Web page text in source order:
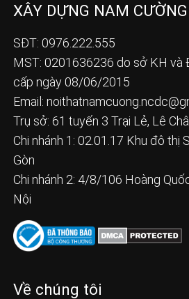
XÂY DỰNG NAM CƯỜNG
SĐT: 0976.222.555
MST: 0201636236 do sở KH và
cấp ngày 08/06/2015
Email:
Trụ sở: 61 tuyến 3 Trại Lẻ, Lê
Chi nhánh 1: 02.01.17 Khu đô thị
Gòn
Chi nhánh 2: 4/8/106 Hoàng
Nội
Về chúng tôi